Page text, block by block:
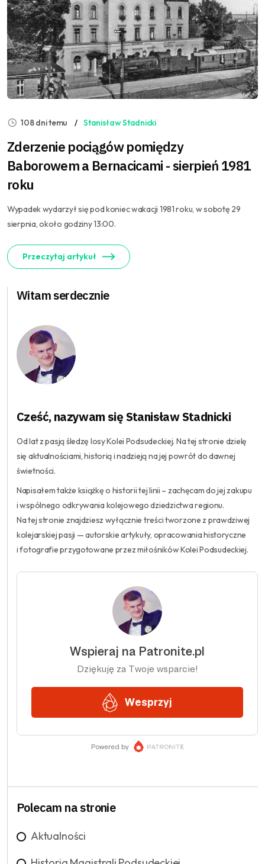
108 dni temu Stanisław Stadnicki
Zderzenie pociągów pomiędzy
Baborowem a Bernacicami - sierpień 1981
roku
Wypadek wydarzył się pod koniec wakacji 1981 roku, w sobotę 29
sierpnia, około godziny 13:00.
Przeczytaj artykuł
Witam serdecznie
Cześć, nazywam się Stanisław Stadnicki
Od lat z pasją śledzę losy Kolei Podsudeckiej. Na tej stronie dzielę
się aktualnościami, historią i nadzieją na jej powrót do dawnej
świetności.
Napisałem także książkę o historii tej linii – zachęcam do jej zakupu
i wspólnego odkrywania kolejowego dziedzictwa regionu.
Na tej stronie znajdziesz wyłącznie treści tworzone z prawdziwej
kolejarskiej pasji — autorskie artykuły, opracowania historyczne
i fotografie przygotowane przez miłośników Kolei Podsudeckiej.
Polecam na stronie
Aktualności